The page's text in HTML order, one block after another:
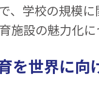
、学校の規模
施設の魅力化
を世界に向